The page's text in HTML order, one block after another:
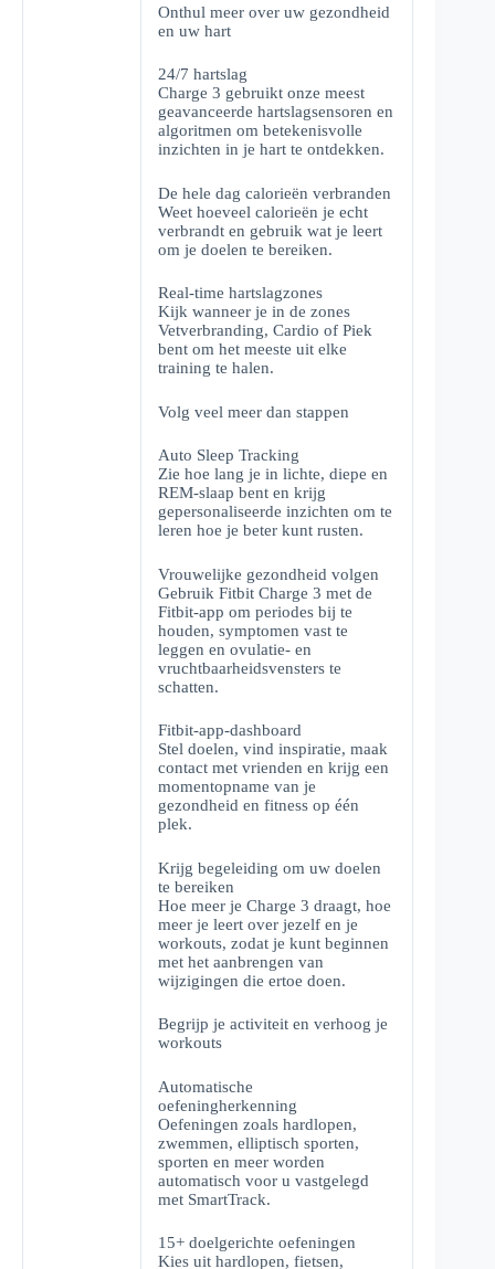
Onthul meer over uw gezondheid
en uw hart
24/7 hartslag
Charge 3 gebruikt onze meest
geavanceerde hartslagsensoren en
algoritmen om betekenisvolle
inzichten in je hart te ontdekken.
De hele dag calorieën verbranden
Weet hoeveel calorieën je echt
verbrandt en gebruik wat je leert
om je doelen te bereiken.
Real-time hartslagzones
Kijk wanneer je in de zones
Vetverbranding, Cardio of Piek
bent om het meeste uit elke
training te halen.
Volg veel meer dan stappen
Auto Sleep Tracking
Zie hoe lang je in lichte, diepe en
REM-slaap bent en krijg
gepersonaliseerde inzichten om te
leren hoe je beter kunt rusten.
Vrouwelijke gezondheid volgen
Gebruik Fitbit Charge 3 met de
Fitbit-app om periodes bij te
houden, symptomen vast te
leggen en ovulatie- en
vruchtbaarheidsvensters te
schatten.
Fitbit-app-dashboard
Stel doelen, vind inspiratie, maak
contact met vrienden en krijg een
momentopname van je
gezondheid en fitness op één
plek.
Krijg begeleiding om uw doelen
te bereiken
Hoe meer je Charge 3 draagt, hoe
meer je leert over jezelf en je
workouts, zodat je kunt beginnen
met het aanbrengen van
wijzigingen die ertoe doen.
Begrijp je activiteit en verhoog je
workouts
Automatische
oefeningherkenning
Oefeningen zoals hardlopen,
zwemmen, elliptisch sporten,
sporten en meer worden
automatisch voor u vastgelegd
met SmartTrack.
15+ doelgerichte oefeningen
Kies uit hardlopen, fietsen,